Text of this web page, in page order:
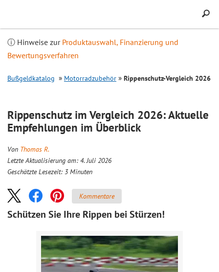
ⓘ Hinweise zur Produktauswahl, Finanzierung und
Bewertungsverfahren
Bußgeldkatalog Motorradzubehör Rippenschutz-Vergleich 2026
Rippenschutz im Vergleich 2026: Aktuelle
Empfehlungen im Überblick
Von Thomas R.
Letzte Aktualisierung am: 4. Juli 2026
Geschätzte Lesezeit: 3 Minuten
Kommentare
Schützen Sie Ihre Rippen bei Stürzen!